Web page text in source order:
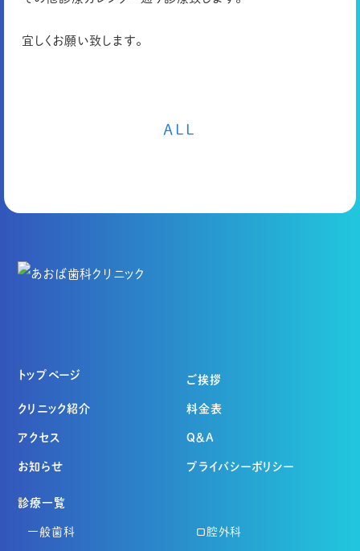
宜しくお願い致します。
ALL
トップページ
ご挨拶
クリニック紹介
料金表
アクセス
Q＆A
お知らせ
プライバシーポリシー
診療一覧
一般歯科
口腔外科